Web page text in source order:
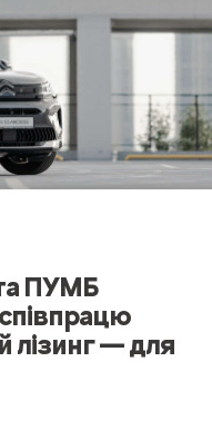
ПУМБ
лізинг — для